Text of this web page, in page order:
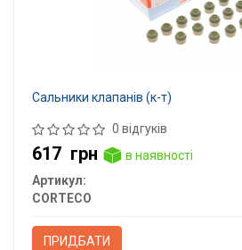
Сальники клапанів (к-т)
0 відгуків
617 грн
в наявності
Артикул:
CORTECO
ПРИДБАТИ